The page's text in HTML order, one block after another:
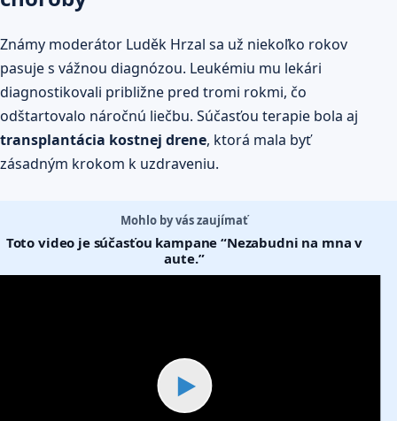
Známy moderátor Luděk Hrzal sa už niekoľko rokov
pasuje s vážnou diagnózou. Leukémiu mu lekári
diagnostikovali približne pred tromi rokmi, čo
odštartovalo náročnú liečbu. Súčasťou terapie bola aj
transplantácia kostnej drene, ktorá mala byť
zásadným krokom k uzdraveniu.
Mohlo by vás zaujímať
Toto video je súčasťou kampane “Nezabudni na mna v
aute.”
▶